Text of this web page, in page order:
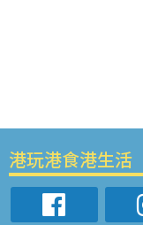
港玩港食港生活